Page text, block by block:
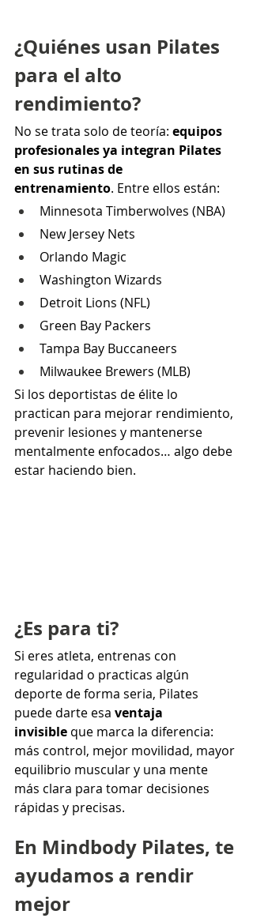
¿Quiénes usan Pilates
para el alto
rendimiento?
No se trata solo de teoría: equipos
profesionales ya integran Pilates
en sus rutinas de
entrenamiento. Entre ellos están:
Minnesota Timberwolves (NBA)
New Jersey Nets
Orlando Magic
Washington Wizards
Detroit Lions (NFL)
Green Bay Packers
Tampa Bay Buccaneers
Milwaukee Brewers (MLB)
Si los deportistas de élite lo
practican para mejorar rendimiento,
prevenir lesiones y mantenerse
mentalmente enfocados… algo debe
estar haciendo bien.
¿Es para ti?
Si eres atleta, entrenas con
regularidad o practicas algún
deporte de forma seria, Pilates
puede darte esa ventaja
invisible que marca la diferencia:
más control, mejor movilidad, mayor
equilibrio muscular y una mente
más clara para tomar decisiones
rápidas y precisas.
En Mindbody Pilates, te
ayudamos a rendir
mejor